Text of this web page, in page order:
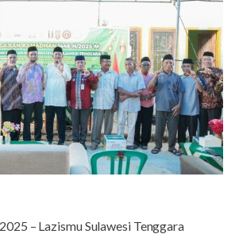
– Lazismu Sulawesi Tenggara